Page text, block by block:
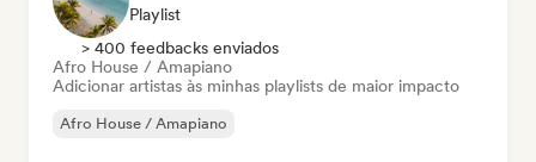
Playlist
> 400 feedbacks enviados
Afro House / Amapiano
Adicionar artistas às minhas playlists de maior impacto
Afro House / Amapiano